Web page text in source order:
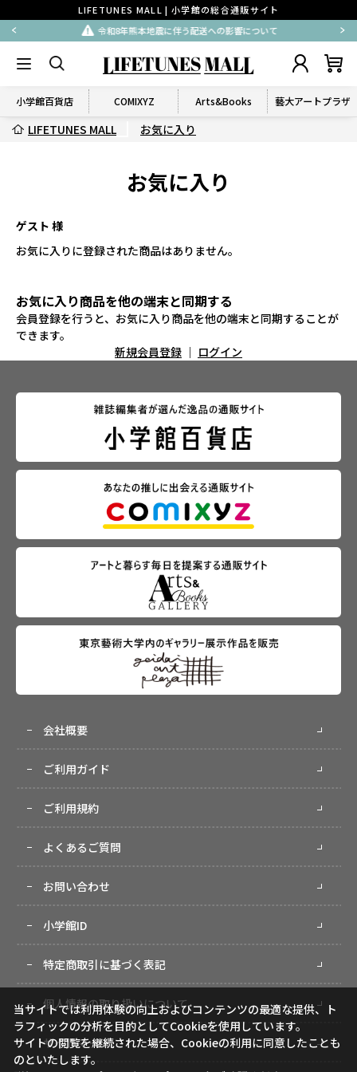
LIFETUNES MALL | 小学館の総合通販サイト
令和8年熊本地震に伴う配送への影響について
小学館百貨店 COMIXYZ Arts&Books 藝大アートプラザ
LIFETUNES MALL お気に入り
お気に入り
ゲスト 様
お気に入りに登録された商品はありません。
お気に入り商品を他の端末と同期する
会員登録を行うと、お気に入り商品を他の端末と同期することが
できます。
新規会員登録 ｜ ログイン
会社概要
ご利用ガイド
ご利用規約
よくあるご質問
お問い合わせ
小学館ID
特定商取引に基づく表記
個人情報の取り扱いについて
サイトマップ
当サイトでは利用体験の向上およびコンテンツの最適な提供、ト
ラフィックの分析を目的としてCookieを使用しています。
サイトの閲覧を継続された場合、Cookieの利用に同意したことも
のといたします。